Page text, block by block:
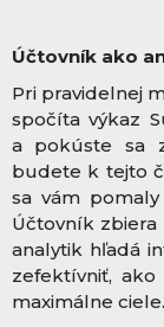
Účtovník ako
Pri pravidelnej
spočíta výkaz
a pokúste sa
budete k tejto
sa vám
Účtovník zbiera
analytik hľadá
zefektívniť,
maximálne ciele.